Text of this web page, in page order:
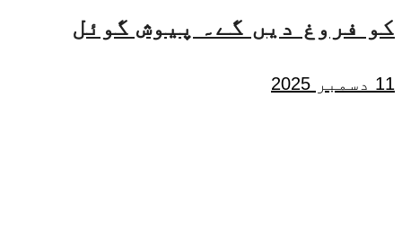
کو فروغ دیں گے۔ پیوش گوئل
11 دسمبر 2025